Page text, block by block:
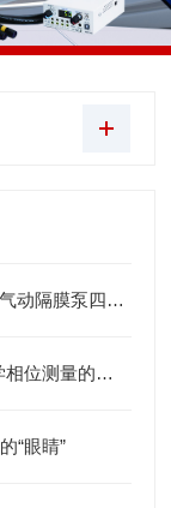
日本YAMADA雅玛达G15系列超耐腐智能气动隔膜泵四川代理店
KOBRA-WX位相差測定装置：高精度光学相位测量的关键技术解析
“眼睛”